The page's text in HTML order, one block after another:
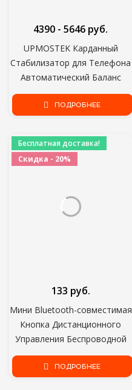
UPMOSTEK Карданный
Стабилизатор для Телефона
Автоматический Баланс
Selfie Stick Штатив с
Bluetooth Пультом
для Смартфона Gopro
Camera
4390 - 5646 руб.
ПОДРОБНЕЕ
Бесплатная доставка!
Скидка - 20%
Мини Bluetooth-совместимая
Кнопка Дистанционного
Управления Беспроводной
Контроллер Автоспуск
Камеры Stick Спуск Затвора
133 руб.
ПОДРОБНЕЕ